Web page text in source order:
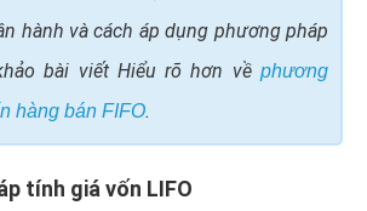
hành và cách áp dụng phương pháp
bài viết Hiểu rõ hơn về phương
hàng bán FIFO.
tính giá vốn LIFO